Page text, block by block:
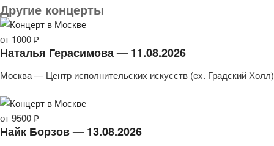
Другие концерты
от 1000 ₽
Наталья Герасимова — 11.08.2026
Москва — Центр исполнительских искусств (ex. Градский Холл)
от 9500 ₽
Найк Борзов — 13.08.2026